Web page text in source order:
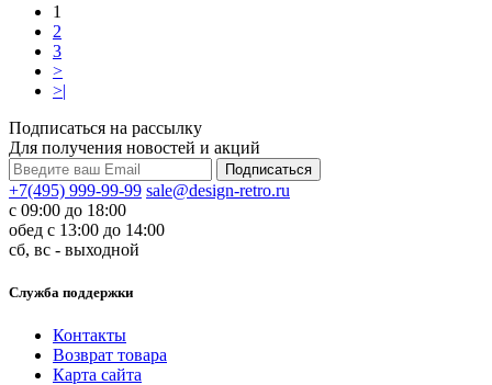
1
2
3
>
>|
Подписаться на рассылку
Для получения новостей и акций
+7(495) 999-99-99 sale@design-retro.ru
с 09:00 до 18:00
обед с 13:00 до 14:00
сб, вс - выходной
Служба поддержки
Контакты
Возврат товара
Карта сайта